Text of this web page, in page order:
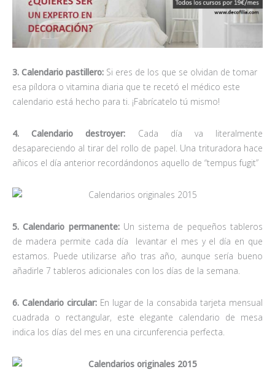
3. Calendario pastillero: Si eres de los que se olvidan de tomar
esa píldora o vitamina diaria que te recetó el médico este
calendario está hecho para ti. ¡Fabrícatelo tú mismo!
4. Calendario destroyer: Cada día va literalmente
desapareciendo al tirar del rollo de papel. Una trituradora hace
añicos el día anterior recordándonos aquello de “tempus fugit”
5. Calendario permanente:Un sistema de pequeños tableros
de madera permite cada día levantar el mes y el día en que
estamos. Puede utilizarse año tras año, aunque sería bueno
añadirle 7 tableros adicionales con los días de la semana.
6. Calendario circular: En lugar de la consabida tarjeta mensual
cuadrada o rectangular, este elegante calendario de mesa
indica los días del mes en una circunferencia perfecta.